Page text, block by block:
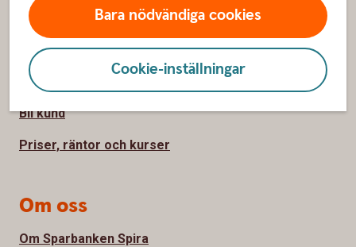
Bara nödvändiga cookies
Cookie-inställningar
Kundservice
Spärrhjälp
Hitta bankkontor
Bli kund
Priser, räntor och kurser
Om oss
Om Sparbanken Spira